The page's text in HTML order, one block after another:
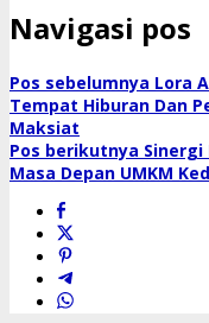
Navigasi pos
Pos sebelumnya Lora
Tempat Hiburan Dan
Maksiat
Pos berikutnya
Masa Depan UMKM